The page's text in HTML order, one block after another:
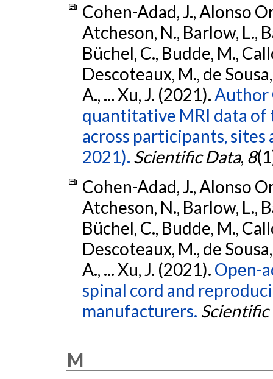
Cohen-Adad, J., Alonso
Atcheson, N., Barlow, L.,
Büchel, C., Budde, M.,
Descoteaux, M., de
A., ... Xu, J. (2021). Author
quantitative MRI data
across participants, sites
2021). Scientific Data, 8
Cohen-Adad, J., Alonso
Atcheson, N., Barlow, L.,
Büchel, C., Budde, M.,
Descoteaux, M., de
A., ... Xu, J. (2021). Open-
spinal cord and
manufacturers. Scientific
M